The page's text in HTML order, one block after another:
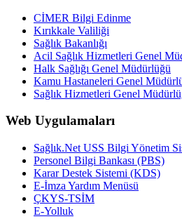
CİMER Bilgi Edinme
Kırıkkale Valiliği
Sağlık Bakanlığı
Acil Sağlık Hizmetleri Genel
Halk Sağlığı Genel Müdürlüğü
Kamu Hastaneleri Genel
Sağlık Hizmetleri Genel
Web Uygulamaları
Sağlık.Net USS Bilgi Yönetim
Personel Bilgi Bankası (PBS)
Karar Destek Sistemi (KDS)
E-İmza Yardım Menüsü
ÇKYS-TSİM
E-Yolluk